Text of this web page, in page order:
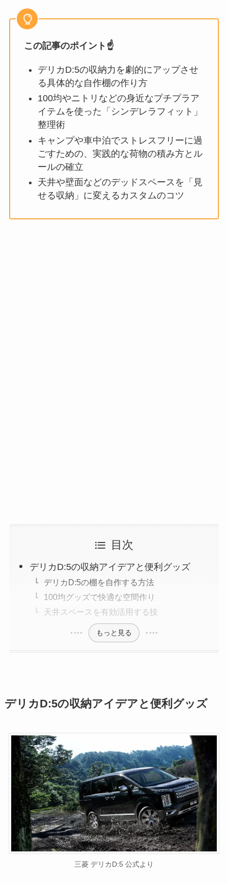
この記事のポイント☝️
デリカD:5の収納力を劇的にアップさせ
る具体的な自作棚の作り方
100均やニトリなどの身近なプチプラア
イテムを使った「シンデレラフィット」
整理術
キャンプや車中泊でストレスフリーに過
ごすための、実践的な荷物の積み方とル
ールの確立
天井や壁面などのデッドスペースを「見
せる収納」に変えるカスタムのコツ
目次
デリカD:5の収納アイデアと便利グッズ
デリカD:5の棚を自作する方法
100均グッズで快適な空間作り
天井スペースを有効活用する技
もっと見る
デリカD:5の収納アイデアと便利グッズ
三菱 デリカD:5 公式より